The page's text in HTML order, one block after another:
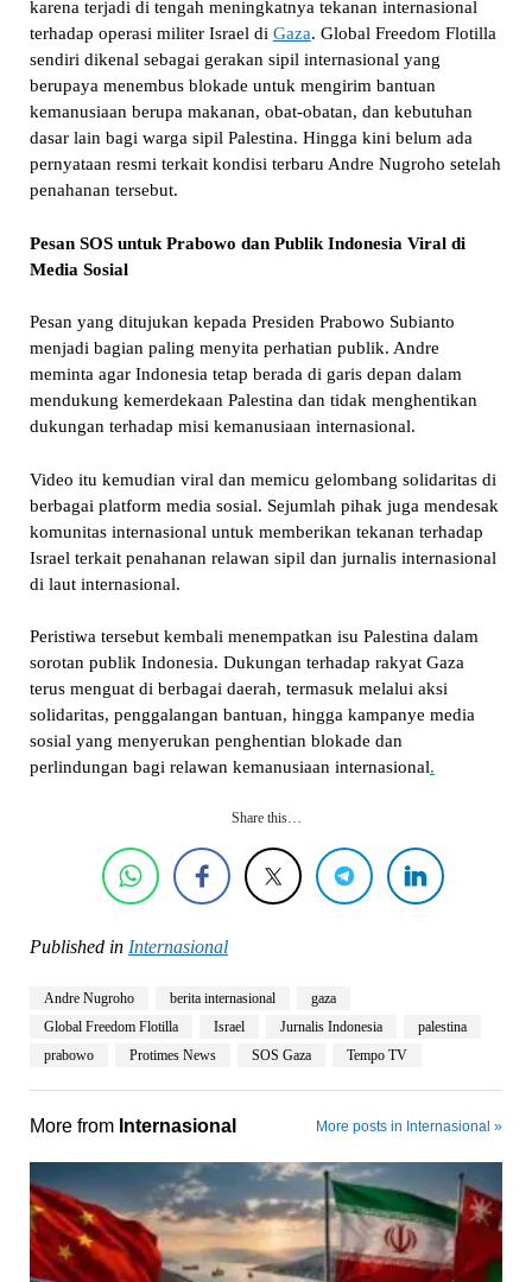
karena terjadi di tengah meningkatnya tekanan internasional
terhadap operasi militer Israel di Gaza. Global Freedom Flotilla
sendiri dikenal sebagai gerakan sipil internasional yang
berupaya menembus blokade untuk mengirim bantuan
kemanusiaan berupa makanan, obat-obatan, dan kebutuhan
dasar lain bagi warga sipil Palestina. Hingga kini belum ada
pernyataan resmi terkait kondisi terbaru Andre Nugroho setelah
penahanan tersebut.
Pesan SOS untuk Prabowo dan Publik Indonesia Viral di
Media Sosial
Pesan yang ditujukan kepada Presiden Prabowo Subianto
menjadi bagian paling menyita perhatian publik. Andre
meminta agar Indonesia tetap berada di garis depan dalam
mendukung kemerdekaan Palestina dan tidak menghentikan
dukungan terhadap misi kemanusiaan internasional.
Video itu kemudian viral dan memicu gelombang solidaritas di
berbagai platform media sosial. Sejumlah pihak juga mendesak
komunitas internasional untuk memberikan tekanan terhadap
Israel terkait penahanan relawan sipil dan jurnalis internasional
di laut internasional.
Peristiwa tersebut kembali menempatkan isu Palestina dalam
sorotan publik Indonesia. Dukungan terhadap rakyat Gaza
terus menguat di berbagai daerah, termasuk melalui aksi
solidaritas, penggalangan bantuan, hingga kampanye media
sosial yang menyerukan penghentian blokade dan
perlindungan bagi relawan kemanusiaan internasional.
Share this…
Published in Internasional
Andre Nugroho berita internasional
gaza
Global Freedom Flotilla
Israel Jurnalis Indonesia
palestina
prabowo
Protimes News SOS Gaza Tempo TV
More from Internasional More posts in Internasional »